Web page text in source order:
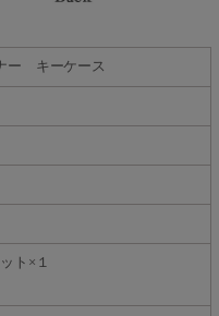
ー キーケース
ト×１